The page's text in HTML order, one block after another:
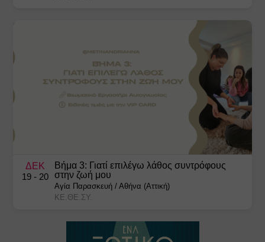
ΔΕΚ
19 - 20
Βήμα 3: Γιατί επιλέγω λάθος συντρόφους
στην ζωή μου
Αγία Παρασκευή /Αθήνα (Αττική)
ΚΕ.ΘΕ.ΣΥ.